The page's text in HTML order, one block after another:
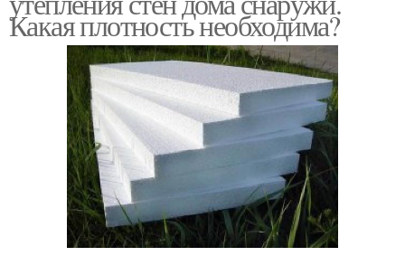
Какая плотность необходима?